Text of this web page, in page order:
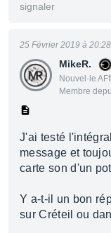
signaler
MikeR.
Nouvel·le
Membre
25 Février 2019 à 20:28
J'ai testé
message et
carte son d'un
Y a-t-il un bon
sur Créteil ou